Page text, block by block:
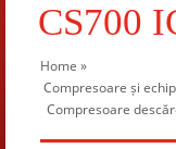
CS700
Home »
Compresoare și
Compresoare